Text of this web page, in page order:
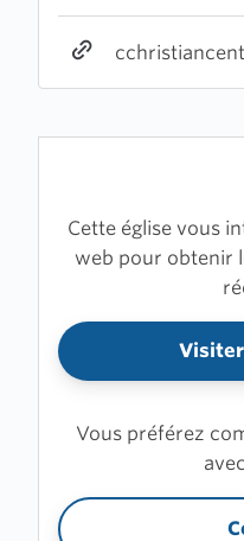
Cette église vous
web pour obtenir
Vous préférez